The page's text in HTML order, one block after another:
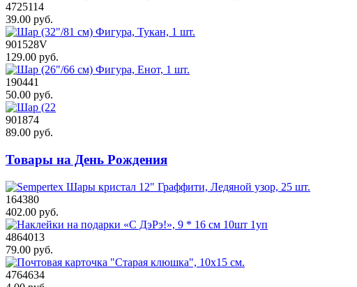
4725114
39.00 руб.
901528V
129.00 руб.
190441
50.00 руб.
901874
89.00 руб.
Товары на День Рождения
164380
402.00 руб.
4864013
79.00 руб.
4764634